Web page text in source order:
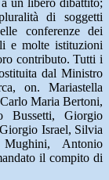
un libero dibattito;
di soggetti
conferenze dei
e molte istituzioni
contributo. Tutti i
dal Ministro
on. Mariastella
Maria Bertoni,
Bussetti, Giorgio
Israel, Silvia
Antonio
il compito di